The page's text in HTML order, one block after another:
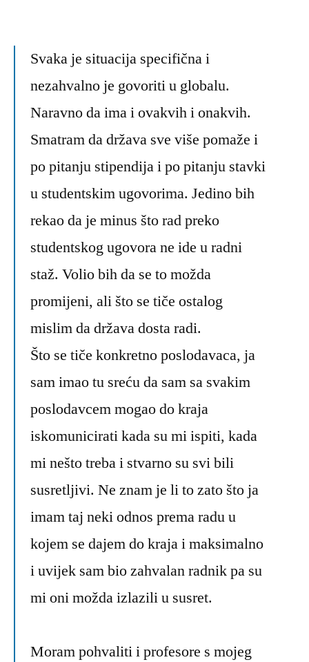
Svaka je situacija specifična i
nezahvalno je govoriti u globalu.
Naravno da ima i ovakvih i onakvih.
Smatram da država sve više pomaže i
po pitanju stipendija i po pitanju stavki
u studentskim ugovorima. Jedino bih
rekao da je minus što rad preko
studentskog ugovora ne ide u radni
staž. Volio bih da se to možda
promijeni, ali što se tiče ostalog
mislim da država dosta radi.
Što se tiče konkretno poslodavaca, ja
sam imao tu sreću da sam sa svakim
poslodavcem mogao do kraja
iskomunicirati kada su mi ispiti, kada
mi nešto treba i stvarno su svi bili
susretljivi. Ne znam je li to zato što ja
imam taj neki odnos prema radu u
kojem se dajem do kraja i maksimalno
i uvijek sam bio zahvalan radnik pa su
mi oni možda izlazili u susret.
Moram pohvaliti i profesore s mojeg